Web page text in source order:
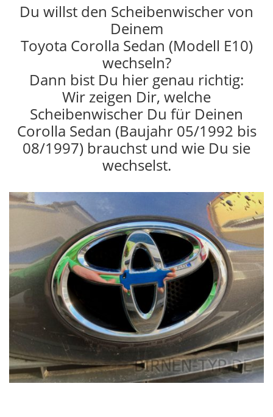
Du willst den Scheibenwischer von
Deinem
Toyota Corolla Sedan (Modell E10)
wechseln?
Dann bist Du hier genau richtig:
Wir zeigen Dir, welche
Scheibenwischer Du für Deinen
Corolla Sedan (Baujahr 05/1992 bis
08/1997) brauchst und wie Du sie
wechselst.